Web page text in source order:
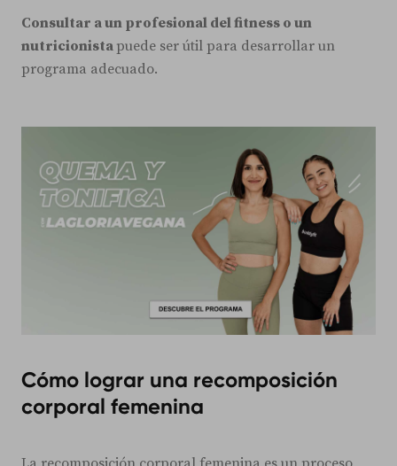
Consultar a un profesional del fitness o un
nutricionista puede ser útil para desarrollar un
programa adecuado.
Cómo lograr una recomposición
corporal femenina